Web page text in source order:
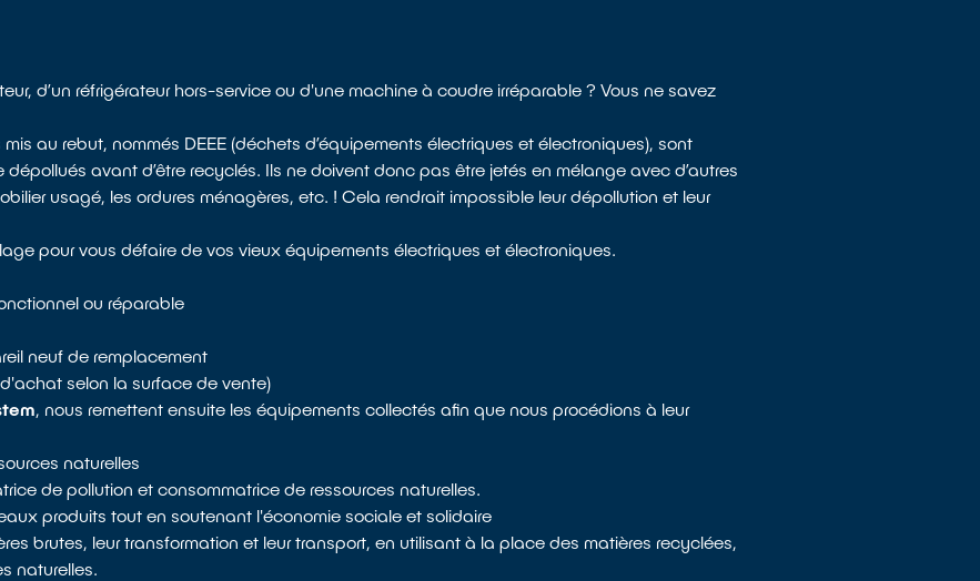
d’un réfrigérateur hors-service ou d'une machine à coudre irréparable ? Vous ne savez
au rebut, nommés DEEE (déchets d’équipements électriques et électroniques), sont
avant d’être recyclés. Ils ne doivent donc pas être jetés en mélange avec d’autres
usagé, les ordures ménagères, etc. ! Cela rendrait impossible leur dépollution et leur
pour vous défaire de vos vieux équipements électriques et électroniques.
ou réparable
neuf de remplacement
selon la surface de vente)
, nous remettent ensuite les équipements collectés afin que nous procédions à leur
naturelles
de pollution et consommatrice de ressources naturelles.
produits tout en soutenant l'économie sociale et solidaire
brutes, leur transformation et leur transport, en utilisant à la place des matières recyclées,
naturelles.